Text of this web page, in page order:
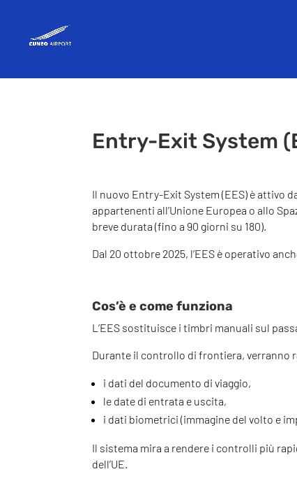
Entry-Exit System
Il nuovo Entry-Exit System (EES) è attivo
appartenenti all’Unione Europea o allo
breve durata (fino a 90 giorni su 180).
Dal 20 ottobre 2025, l’EES è operativo
Cos’è e come funziona
L’EES sostituisce i timbri manuali sul
Durante il controllo di frontiera, verranno
i dati del documento di viaggio,
le date di entrata e uscita,
i dati biometrici (immagine del volto e
Il sistema mira a rendere i controlli più
dell’UE.